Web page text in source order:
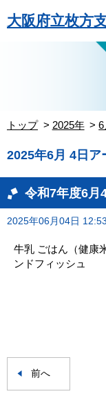
大阪府立枚方
トップ 2025年 6
2025年6月 4日ア
令和7年度6月
2025年06月04日 12:53
牛乳 ごはん（健康
ンドフィッシュ
前へ